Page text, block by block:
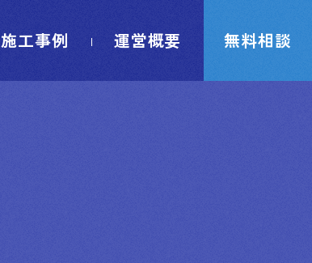
施工事例 運営概要 無料相談